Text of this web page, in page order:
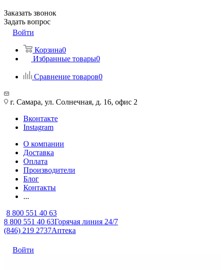
Заказать звонок
Задать вопрос
Войти
Корзина0
Избранные товары0
Сравнение товаров0
г. Самара, ул. Солнечная, д. 16, офис 2
Вконтакте
Instagram
О компании
Доставка
Оплата
Производители
Блог
Контакты
...
8 800 551 40 63
8 800 551 40 63Горячая линия 24/7
(846) 219 2737Аптека
Войти